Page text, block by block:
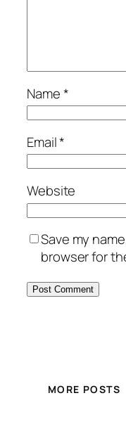
Name*
Email*
Website
Save my
browser for
MORE POSTS